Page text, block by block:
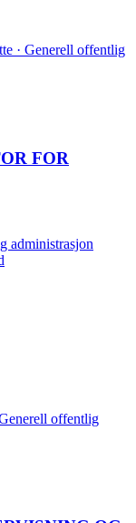
· Generell offentlig
FOR
administrasjon
offentlig